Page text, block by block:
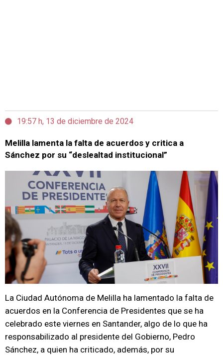
19:57 h, 13 de diciembre de 2024
Melilla lamenta la falta de acuerdos y critica a
Sánchez por su “deslealtad institucional”
La Ciudad Autónoma de Melilla ha lamentado la falta de
acuerdos en la Conferencia de Presidentes que se ha
celebrado este viernes en Santander, algo de lo que ha
responsabilizado al presidente del Gobierno, Pedro
Sánchez, a quien ha criticado, además, por su